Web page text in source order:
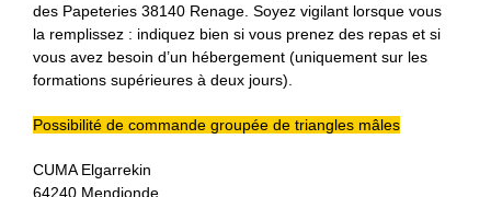
des Papeteries 38140 Renage. Soyez vigilant lorsque vous
la remplissez : indiquez bien si vous prenez des repas et si
vous avez besoin d’un hébergement (uniquement sur les
formations supérieures à deux jours).
Possibilité de commande groupée de triangles mâles
CUMA Elgarrekin
64240 Mendionde